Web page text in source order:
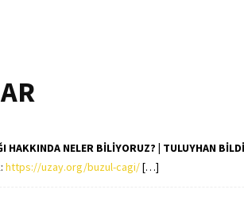
HAKKINDA NELER BILIYORUZ? | TULUYHAN
https://uzay.org/buzul-cagi/[…]